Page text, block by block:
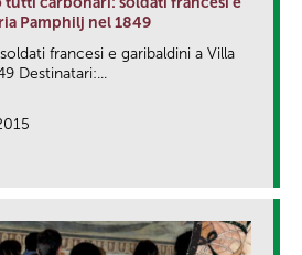
Pamphilj nel 1849
francesi e garibaldini a Villa
Destinatari:...